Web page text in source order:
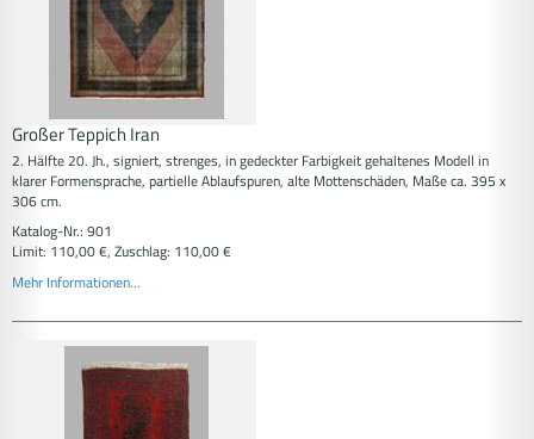
Großer Teppich Iran
2. Hälfte 20. Jh., signiert, strenges, in gedeckter Farbigkeit gehaltenes Modell in
klarer Formensprache, partielle Ablaufspuren, alte Mottenschäden, Maße ca. 395 x
306 cm.
Katalog-Nr.: 901
Limit: 110,00 €, Zuschlag: 110,00 €
Mehr Informationen...